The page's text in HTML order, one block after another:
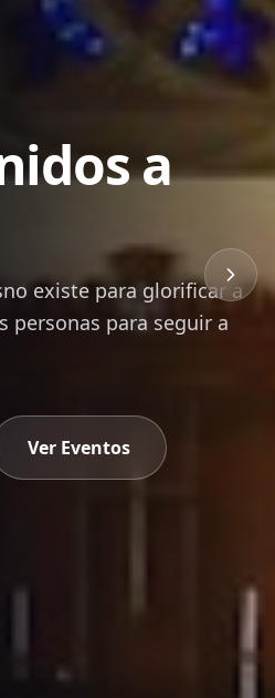
de
edifican, transforman y
para vivir en Cristo.